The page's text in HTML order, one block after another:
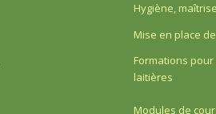
Hygiène,
Mise en place
Formations
laitières
Modules de